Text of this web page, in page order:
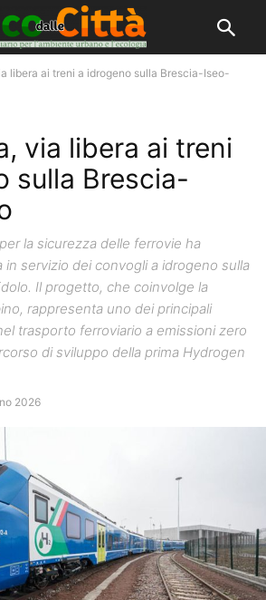
libera ai treni a idrogeno sulla Brescia-Iseo-
via libera ai treni
sulla Brescia-
la sicurezza delle ferrovie ha
in servizio dei convogli a idrogeno sulla
Il progetto, che coinvolge la
rappresenta uno dei principali
trasporto ferroviario a emissioni zero
di sviluppo della prima Hydrogen
2026